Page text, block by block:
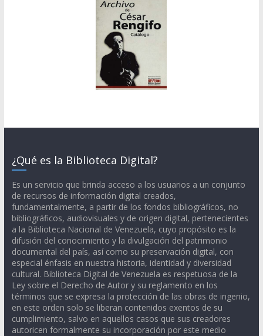
¿Qué es la Biblioteca Digital?
Es un servicio que brinda acceso a los usuarios a un conjunto
de recursos de información digital creados,
fundamentalmente, a partir de los fondos bibliográficos, no
bibliográficos, audiovisuales y de origen digital, pertenecientes
a la Biblioteca Nacional de Venezuela, cuyo propósito es la
difusión del conocimiento y la divulgación del patrimonio
documental del país, así como su preservación digital, con
especial énfasis en nuestra historia, identidad y diversidad
cultural. Biblioteca Digital de Venezuela es respetuosa de la
Ley sobre el Derecho de Autor y su reglamento en los
términos que se expresa la protección de las obras de ingenio,
en este orden solo se liberan contenidos exentos de su
cumplimiento, salvo en aquellos casos que sus creadores
autoricen formalmente su incorporación por este medio